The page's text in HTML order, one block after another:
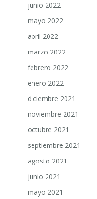
junio 2022
mayo 2022
abril 2022
marzo 2022
febrero 2022
enero 2022
diciembre 2021
noviembre 2021
octubre 2021
septiembre 2021
agosto 2021
junio 2021
mayo 2021